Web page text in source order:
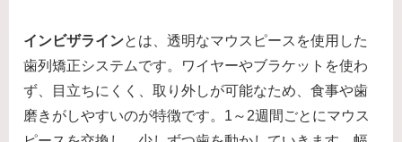
インビザラインとは、透明なマウスピースを使用した
歯列矯正システムです。ワイヤーやブラケットを使わ
ず、目立ちにくく、取り外しが可能なため、食事や歯
磨きがしやすいのが特徴です。1～2週間ごとにマウス